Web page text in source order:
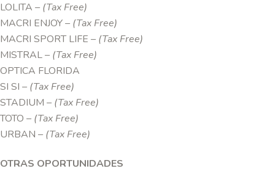
LOLITA – (Tax Free)
MACRI ENJOY– (Tax Free)
MACRI SPORT LIFE – (Tax Free)
MISTRAL– (Tax Free)
OPTICA FLORIDA
SI SI – (Tax Free)
STADIUM – (Tax Free)
TOTO – (Tax Free)
URBAN – (Tax Free)
OTRAS OPORTUNIDADES